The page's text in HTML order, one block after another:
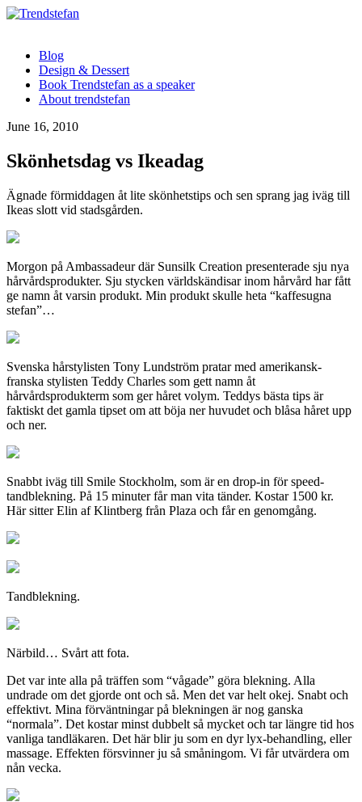
Blog
Design & Dessert
Book Trendstefan as a speaker
About trendstefan
June 16, 2010
Skönhetsdag vs Ikeadag
Ägnade förmiddagen åt lite skönhetstips och sen sprang jag iväg till
Ikeas slott vid stadsgården.
Morgon på Ambassadeur där Sunsilk Creation presenterade sju nya
hårvårdsprodukter. Sju stycken världskändisar inom hårvård har fått
ge namn åt varsin produkt. Min produkt skulle heta “kaffesugna
stefan”…
Svenska hårstylisten Tony Lundström pratar med amerikansk-
franska stylisten Teddy Charles som gett namn åt
hårvårdsprodukterm som ger håret volym. Teddys bästa tips är
faktiskt det gamla tipset om att böja ner huvudet och blåsa håret upp
och ner.
Snabbt iväg till Smile Stockholm, som är en drop-in för speed-
tandblekning. På 15 minuter får man vita tänder. Kostar 1500 kr.
Här sitter Elin af Klintberg från Plaza och får en genomgång.
Tandblekning.
Närbild… Svårt att fota.
Det var inte alla på träffen som “vågade” göra blekning. Alla
undrade om det gjorde ont och så. Men det var helt okej. Snabt och
effektivt. Mina förväntningar på blekningen är nog ganska
“normala”. Det kostar minst dubbelt så mycket och tar längre tid hos
vanliga tandläkaren. Det här blir ju som en dyr lyx-behandling, eller
massage. Effekten försvinner ju så småningom. Vi får utvärdera om
nån vecka.